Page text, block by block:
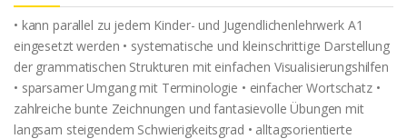
• kann parallel zu jedem Kinder- und Jugendlichenlehrwerk A1
eingesetzt werden • systematische und kleinschrittige Darstellung
der grammatischen Strukturen mit einfachen Visualisierungshilfen
• sparsamer Umgang mit Terminologie • einfacher Wortschatz •
zahlreiche bunte Zeichnungen und fantasievolle Übungen mit
langsam steigendem Schwierigkeitsgrad • alltagsorientierte